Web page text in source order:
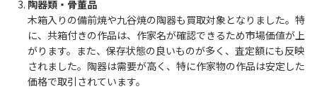
陶器類・骨董品
木箱入りの備前焼や九谷焼の陶器も買取対象となりました。特
に、共箱付きの作品は、作家名が確認できるため市場価値が上
がります。また、保存状態の良いものが多く、査定額にも反映
されました。陶器は需要が高く、特に作家物の作品は安定した
価格で取引されています。